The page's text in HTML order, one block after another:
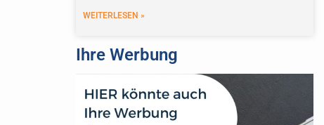
WEITERLESEN »
Ihre Werbung